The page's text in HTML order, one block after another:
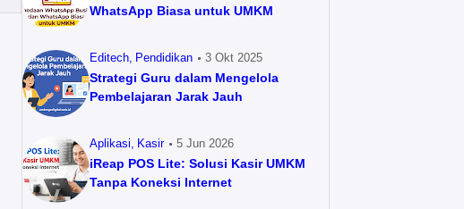
WhatsApp Biasa untuk UMKM
Editech Pendidikan 3 Okt 2025
Strategi Guru dalam Mengelola
Pembelajaran Jarak Jauh
Aplikasi Kasir 5 Jun 2026
iReap POS Lite: Solusi Kasir UMKM
Tanpa Koneksi Internet